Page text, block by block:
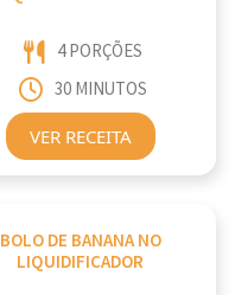
4 PORÇÕES
30 MINUTOS
VER RECEITA
BOLO DE BANANA NO
LIQUIDIFICADOR